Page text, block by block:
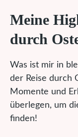
Meine
durch
Was ist mir in
der Reise durch
Momente und
überlegen, um
finden!